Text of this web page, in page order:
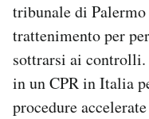
tribunale di
trattenimento per
sottrarsi ai controlli.
in un CPR in Italia
procedure